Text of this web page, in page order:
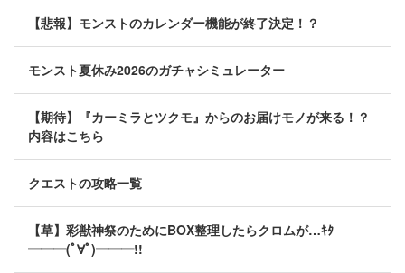
【悲報】モンストのカレンダー機能が終了決定！？
モンスト夏休み2026のガチャシミュレーター
【期待】『カーミラとツクモ』からのお届けモノが来る！？
内容はこちら
クエストの攻略一覧
【草】彩獣神祭のためにBOX整理したらクロムが…ｷﾀ
━━━(ﾟ∀ﾟ)━━━!!